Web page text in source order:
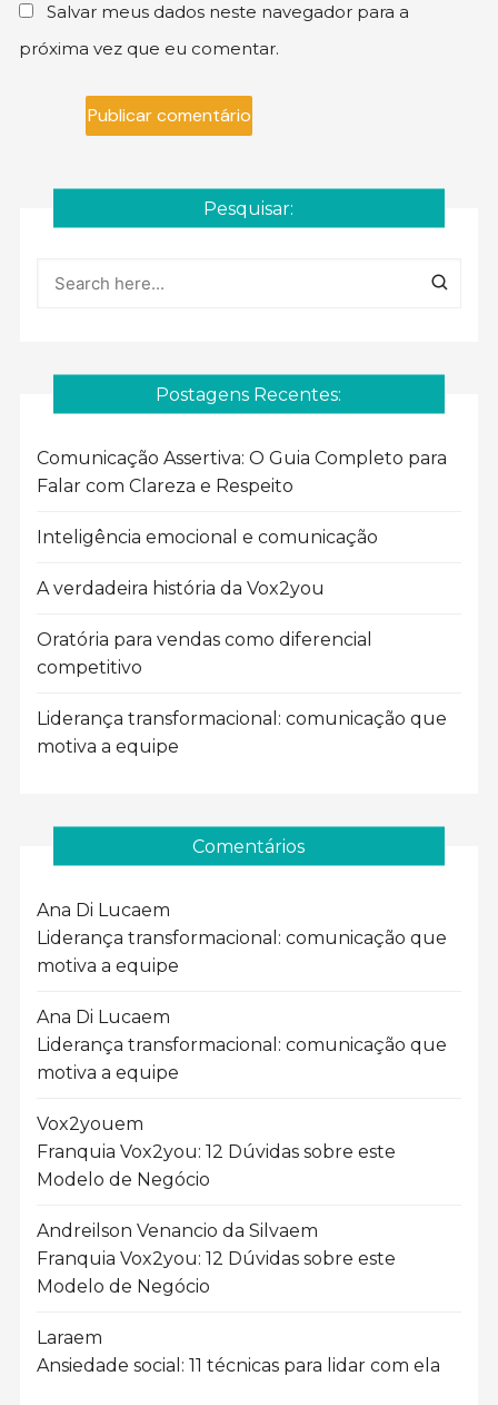
Salvar meus dados neste navegador para a
próxima vez que eu comentar.
Pesquisar:
Postagens Recentes:
Comunicação Assertiva: O Guia Completo para
Falar com Clareza e Respeito
Inteligência emocional e comunicação
A verdadeira história da Vox2you
Oratória para vendas como diferencial
competitivo
Liderança transformacional: comunicação que
motiva a equipe
Comentários
Ana Di Lucaem
Liderança transformacional: comunicação que
motiva a equipe
Ana Di Lucaem
Liderança transformacional: comunicação que
motiva a equipe
Vox2youem
Franquia Vox2you: 12 Dúvidas sobre este
Modelo de Negócio
Andreilson Venancio da Silvaem
Franquia Vox2you: 12 Dúvidas sobre este
Modelo de Negócio
Laraem
Ansiedade social: 11 técnicas para lidar com ela